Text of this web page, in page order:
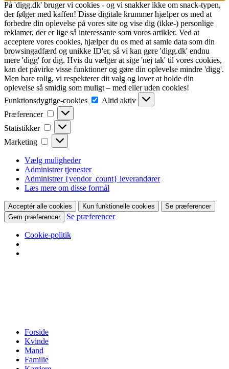
På 'digg.dk' bruger vi cookies - og vi snakker ikke om snack-typen,
der følger med kaffen! Disse digitale krummer hjælper os med at
forbedre din oplevelse på vores site og vise dig (ikke-) personlige
reklamer, der er lige så interessante som vores artikler. Ved at
acceptere vores cookies, hjælper du os med at samle data som din
browsingadfærd og unikke ID'er, så vi kan gøre 'digg.dk' endnu
mere 'digg' for dig. Hvis du vælger at sige 'nej tak' til vores cookies,
kan det påvirke visse funktioner og gøre din oplevelse mindre 'digg'.
Men bare rolig, vi respekterer dit valg og lover at holde din
oplevelse så smidig som muligt – med eller uden cookies!
Funktionsdygtige-cookies
Funktionsdygtige-
cookies
Altid aktiv
Præferencer
Præferencer
Statistikker Statistikker
Marketing Marketing
Vælg muligheder
Administrer tjenester
Administrer {vendor_count} leverandører
Læs mere om disse formål
Acceptér alle cookies Kun funktionelle cookies
Se præferencer
Gem præferencer
Se præferencer
Cookie-politik
Forside
Kvinde
Mand
Familie